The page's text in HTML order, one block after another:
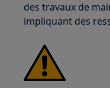
des travaux de
impliquant des